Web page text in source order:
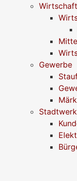
Gewerbe